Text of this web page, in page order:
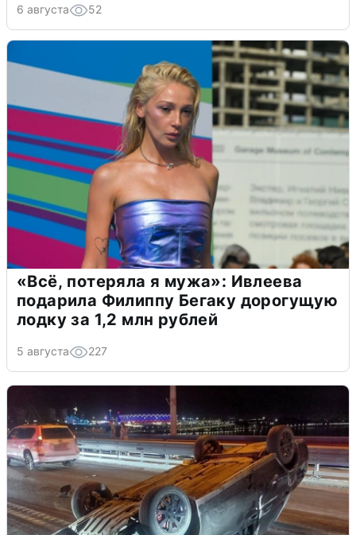
6 августа 52
«Всё, потеряла я мужа»: Ивлеева
подарила Филиппу Бегаку дорогущую
лодку за 1,2 млн рублей
5 августа 227